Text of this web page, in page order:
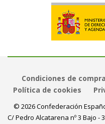
Condiciones de compra
Política de cookies
© 2026 Confederación
C/ Pedro Alcatarena nº 3 Bajo -